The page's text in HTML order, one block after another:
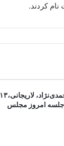
کردند.
مشروح سخنان احمدی‌نژاد، لاریجانی،۱۳
جلسه امروز مجلس